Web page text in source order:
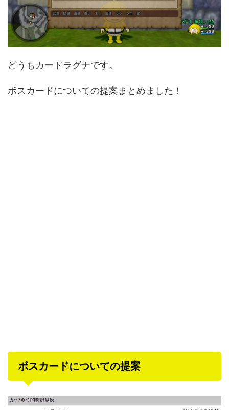
どうもカードラグナです。
ボスカードについての提案まとめました！
ボスカードについての提案